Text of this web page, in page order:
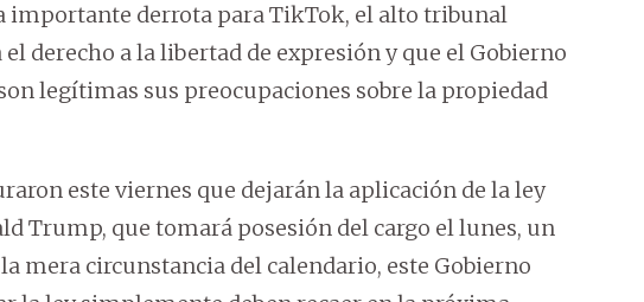
importante derrota para TikTok, el alto tribunal
derecho a la libertad de expresión y que el Gobierno
legítimas sus preocupaciones sobre la propiedad
este viernes que dejarán la aplicación de la ley
Trump, que tomará posesión del cargo el lunes, un
mera circunstancia del calendario, este Gobierno